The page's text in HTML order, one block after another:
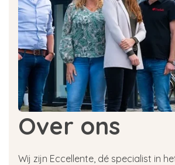
Over ons
Wij zijn Eccellente, dé specialist in